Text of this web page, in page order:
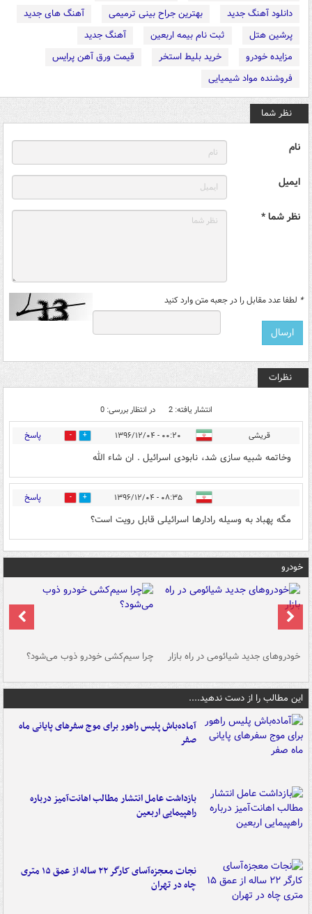
دانلود آهنگ جدید
بهترین جراح بینی ترمیمی
آهنگ های جدید
پرشین هتل
ثبت نام بیمه اربعین
آهنگ جدید
مزایده خودرو
خرید بلیط استخر
قیمت ورق آهن پرایس
فروشنده مواد شیمیایی
نظر شما
نام
ایمیل
نظر شما *
* لطفا عدد مقابل را در جعبه متن وارد کنید
نظرات
انتشار یافته: 2 در انتظار بررسی: 0
قریشی ۰۰:۲۰ - ۱۳۹۶/۱۲/۰۴ 4 پاسخ
وخاتمه شبیه سازی شد، نابودی اسرائیل . ان شاء الله
۰۸:۳۵ - ۱۳۹۶/۱۲/۰۴ 2 پاسخ
مگه پهباد به وسیله رادارها اسرائیلی قابل رویت است؟
خودرو
خودروهای جدید شیائومی در راه بازار چرا سیم‌کشی خودرو ذوب می‌شود؟
این مطالب را از دست ندهید....
آماده‌باش پلیس راهور برای موج سفرهای پایانی ماه
صفر
بازداشت عامل انتشار مطالب اهانت‌آمیز درباره
راهپیمایی اربعین
نجات معجزه‌آسای کارگر ۲۲ ساله از عمق ۱۵ متری
چاه در تهران